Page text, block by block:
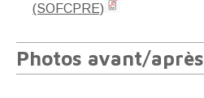
(SOFCPRE)
Photos avant/après